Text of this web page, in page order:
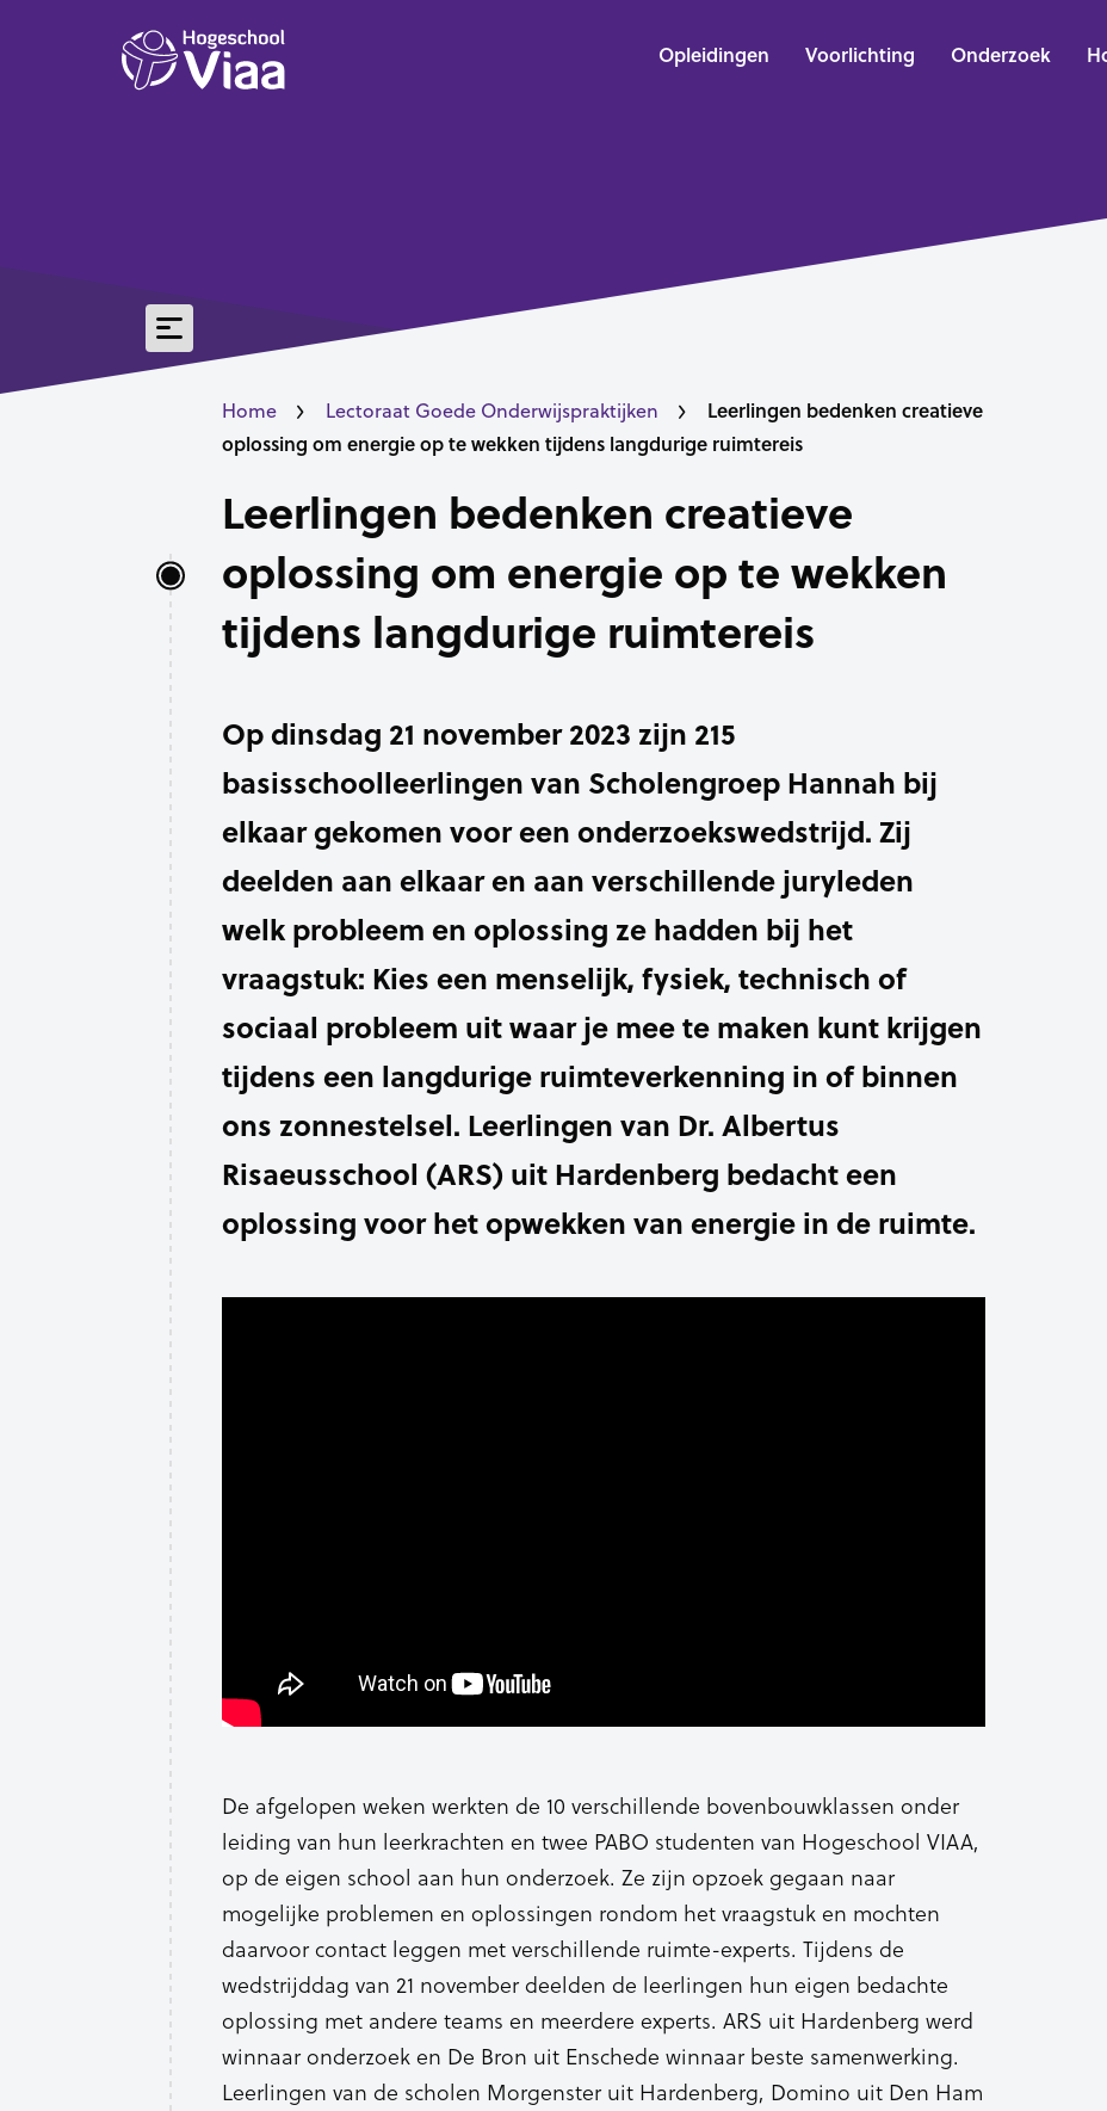
Opleidingen Voorlichting Onderzoek
Home Lectoraat Goede Onderwijspraktijken
Leerlingen bedenken creatieve
oplossing om energie op te wekken tijdens langdurige ruimtereis
Leerlingen bedenken creatieve
oplossing om energie op te wekken
tijdens langdurige ruimtereis
Op dinsdag 21 november 2023 zijn 215
basisschoolleerlingen van Scholengroep Hannah bij
elkaar gekomen voor een onderzoekswedstrijd. Zij
deelden aan elkaar en aan verschillende juryleden
welk probleem en oplossing ze hadden bij het
vraagstuk: Kies een menselijk, fysiek, technisch of
sociaal probleem uit waar je mee te maken kunt krijgen
tijdens een langdurige ruimteverkenning in of binnen
ons zonnestelsel. Leerlingen van Dr. Albertus
Risaeusschool (ARS) uit Hardenberg bedacht een
oplossing voor het opwekken van energie in de ruimte.
De afgelopen weken werkten de 10 verschillende bovenbouwklassen onder
leiding van hun leerkrachten en twee PABO studenten van Hogeschool VIAA,
op de eigen school aan hun onderzoek. Ze zijn opzoek gegaan naar
mogelijke problemen en oplossingen rondom het vraagstuk en mochten
daarvoor contact leggen met verschillende ruimte-experts. Tijdens de
wedstrijddag van 21 november deelden de leerlingen hun eigen bedachte
oplossing met andere teams en meerdere experts. ARS uit Hardenberg werd
winnaar onderzoek en De Bron uit Enschede winnaar beste samenwerking.
Leerlingen van de scholen Morgenster uit Hardenberg, Domino uit Den Ham